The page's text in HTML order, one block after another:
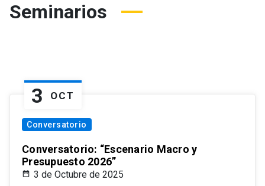
Seminarios
3 OCT
Conversatorio
Conversatorio: “Escenario Macro y
Presupuesto 2026”
3 de Octubre de 2025